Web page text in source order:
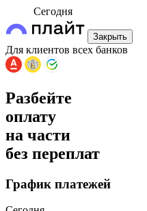
Сегодня
Закрыть
Для клиентов всех банков
Разбейте
оплату
на части
без переплат
График платежей